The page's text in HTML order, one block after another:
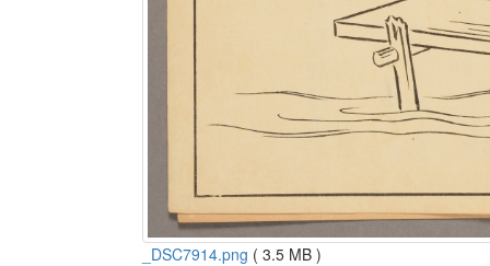
_DSC7914.png ( 3.5 MB )